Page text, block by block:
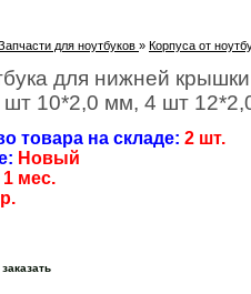
для ноутбуков » Корпуса от
для нижней
шт 10*2,0 мм, 4 шт
товара на складе: 2 шт.
Новый
1 мес.
р.